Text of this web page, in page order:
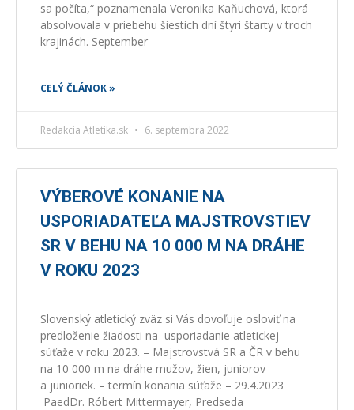
sa počíta,“ poznamenala Veronika Kaňuchová, ktorá
absolvovala v priebehu šiestich dní štyri štarty v troch
krajinách. September
CELÝ ČLÁNOK »
Redakcia Atletika.sk 6. septembra 2022
VÝBEROVÉ KONANIE NA
USPORIADATEĽA MAJSTROVSTIEV
SR V BEHU NA 10 000 M NA DRÁHE
V ROKU 2023
Slovenský atletický zväz si Vás dovoľuje osloviť na
predloženie žiadosti na usporiadanie atletickej
súťaže v roku 2023. – Majstrovstvá SR a ČR v behu
na 10 000 m na dráhe mužov, žien, juniorov
a junioriek. – termín konania súťaže – 29.4.2023
PaedDr. Róbert Mittermayer, Predseda